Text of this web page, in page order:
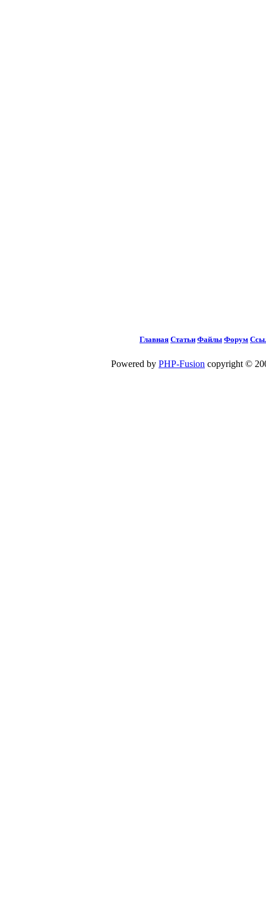
Главная Статьи Файлы Форум
Powered by PHP-Fusion copyright ©